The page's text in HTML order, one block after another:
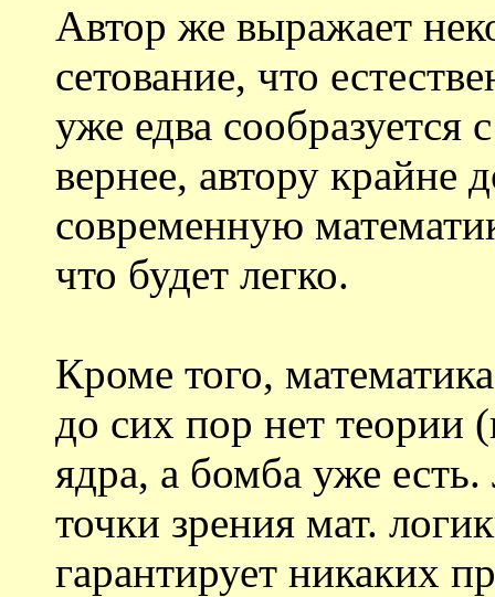
Автор же выражает
сетование, что
уже едва
вернее, автору крайне
современную
что будет легко.
Кроме того,
до сих пор нет теории
ядра, а бомба уже
точки зрения мат.
гарантирует никаких